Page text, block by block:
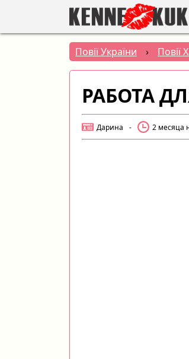
Повії України › Повії
РАБОТА
Дарина - 2 месяца